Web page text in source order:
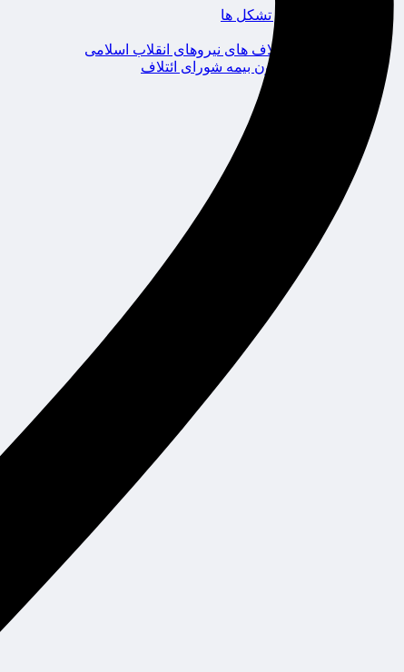
احزاب و تشکل ها
ائتلاف های نیروهای انقلاب اسلامی
کانون بیمه شورای ائتلاف